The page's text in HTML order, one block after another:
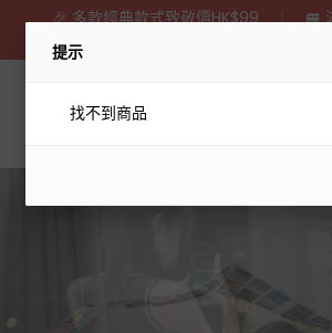
🎉 多款經典款式致敬價HK$99 ｜ 🚐 滿
提示
找不到商品